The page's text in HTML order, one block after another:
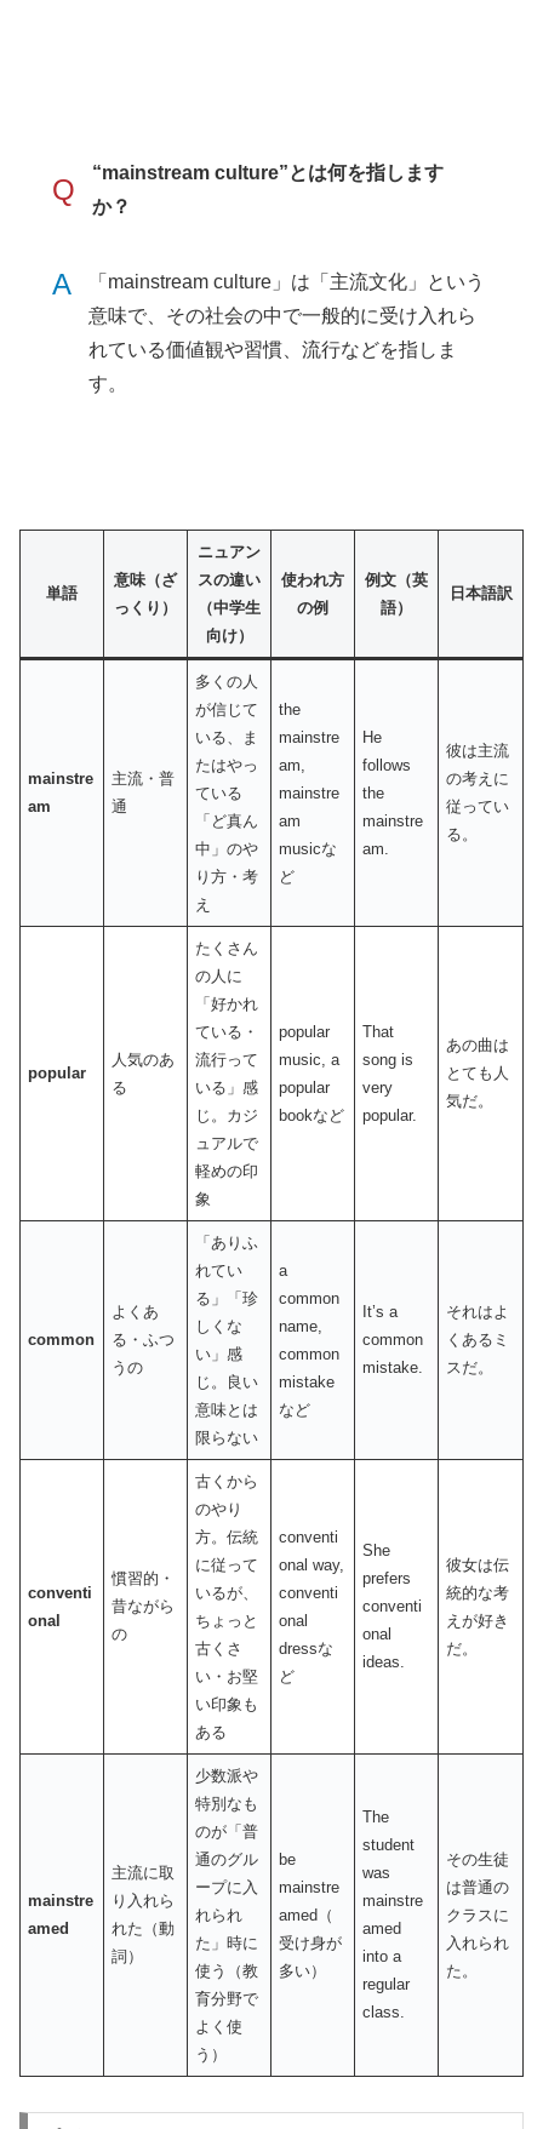
Q
“mainstream culture”とは何を指します
か？
A
「mainstream culture」は「主流文化」という
意味で、その社会の中で一般的に受け入れら
れている価値観や習慣、流行などを指しま
す。
単語
意味（ざ
っくり）
ニュアン
スの違い
（中学生
向け）
使われ方
の例
例文（英
語）
日本語訳
mainstre
am
主流・普
通
多くの人
が信じて
いる、ま
たはやっ
ている
「ど真ん
中」のや
り方・考
え
the
mainstre
am,
mainstre
am
musicな
ど
He
follows
the
mainstre
am.
彼は主流
の考えに
従ってい
る。
popular
人気のあ
る
たくさん
の人に
「好かれ
ている・
流行って
いる」感
じ。カジ
ュアルで
軽めの印
象
popular
music, a
popular
bookなど
That
song is
very
popular.
あの曲は
とても人
気だ。
common
よくあ
る・ふつ
うの
「ありふ
れてい
る」「珍
しくな
い」感
じ。良い
意味とは
限らない
a
common
name,
common
mistake
など
It’s a
common
mistake.
それはよ
くあるミ
スだ。
conventi
onal
慣習的・
昔ながら
の
古くから
のやり
方。伝統
に従って
いるが、
ちょっと
古くさ
い・お堅
い印象も
ある
conventi
onal way,
conventi
onal
dressな
ど
She
prefers
conventi
onal
ideas.
彼女は伝
統的な考
えが好き
だ。
mainstre
amed
主流に取
り入れら
れた（動
詞）
少数派や
特別なも
のが「普
通のグル
ープに入
れられ
た」時に
使う（教
育分野で
よく使
う）
be
mainstre
amed（
受け身が
多い）
The
student
was
mainstre
amed
into a
regular
class.
その生徒
は普通の
クラスに
入れられ
た。